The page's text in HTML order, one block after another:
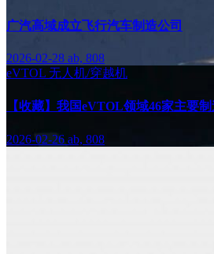
广汽高域成立飞行汽车制造公司
2026-02-28 ab, 808
eVTOL 无人机/穿越机
【收藏】我国eVTOL领域46家主要
2026-02-26 ab, 808